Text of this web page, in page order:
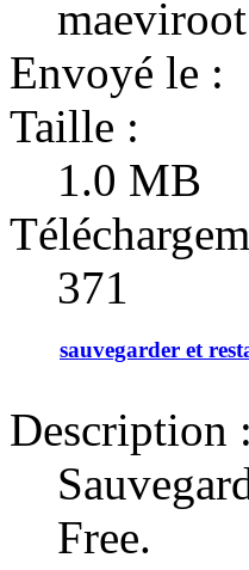
maeviroot
Envoyé le :
Taille :
1.0 MB
371
sauvegarder et
Description :
Free.